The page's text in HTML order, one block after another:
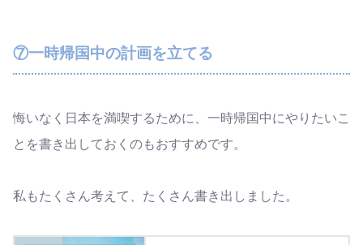
⑦一時帰国中の計画を立てる
悔いなく日本を満喫するために、一時帰国中にやりたいこ
とを書き出しておくのもおすすめです。
私もたくさん考えて、たくさん書き出しました。